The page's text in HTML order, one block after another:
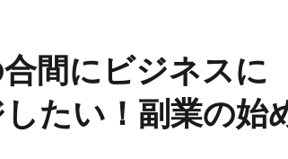
間に​ビジネスに​
たい！​副業の​始